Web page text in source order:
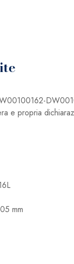
e propria
mm